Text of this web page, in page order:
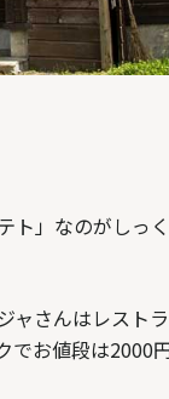
」なのがしっ
さんはレスト
お値段は2000